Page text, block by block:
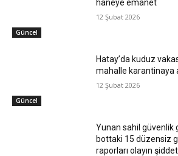
Güncel
haneye emanet
12 Şubat 2026
Güncel
Hatay’da kuduz
mahalle karantinaya
12 Şubat 2026
Yunan sahil güvenlik
bottaki 15 düzensiz
raporları olayın